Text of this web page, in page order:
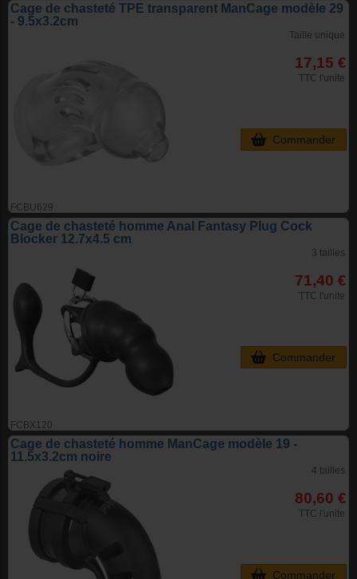
Cage de chasteté TPE transparent ManCage modèle 29
- 9.5x3.2cm
FCBU629
Taille unique
17,15 €
TTC l'unite
Commander
Cage de chasteté homme Anal Fantasy Plug Cock
Blocker 12.7x4.5 cm
FCBX120
3 tailles
71,40 €
TTC l'unite
Commander
Cage de chasteté homme ManCage modèle 19 -
11.5x3.2cm noire
4 tailles
80,60 €
TTC l'unite
Commander